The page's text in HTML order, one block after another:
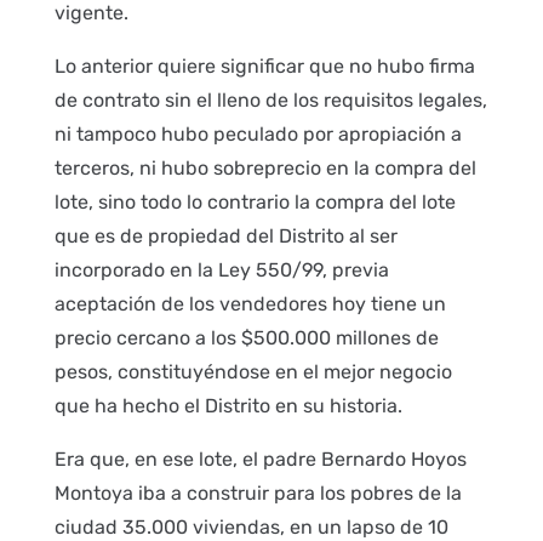
vigente.
Lo anterior quiere significar que no hubo firma
de contrato sin el lleno de los requisitos legales,
ni tampoco hubo peculado por apropiación a
terceros, ni hubo sobreprecio en la compra del
lote, sino todo lo contrario la compra del lote
que es de propiedad del Distrito al ser
incorporado en la Ley 550/99, previa
aceptación de los vendedores hoy tiene un
precio cercano a los $500.000 millones de
pesos, constituyéndose en el mejor negocio
que ha hecho el Distrito en su historia.
Era que, en ese lote, el padre Bernardo Hoyos
Montoya iba a construir para los pobres de la
ciudad 35.000 viviendas, en un lapso de 10